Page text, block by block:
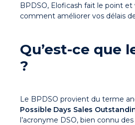
BPDSO, Eloficash fait le point et
comment améliorer vos délais
Qu’est-ce que
?
Le BPDSO provient du terme
Possible Days Sales
l’acronyme DSO, bien connu